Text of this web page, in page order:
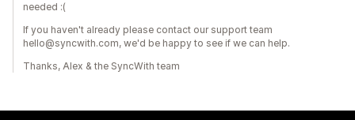
needed :(
If you haven't already please contact our support team
hello@syncwith.com, we'd be happy to see if we can help.
Thanks, Alex & the SyncWith team